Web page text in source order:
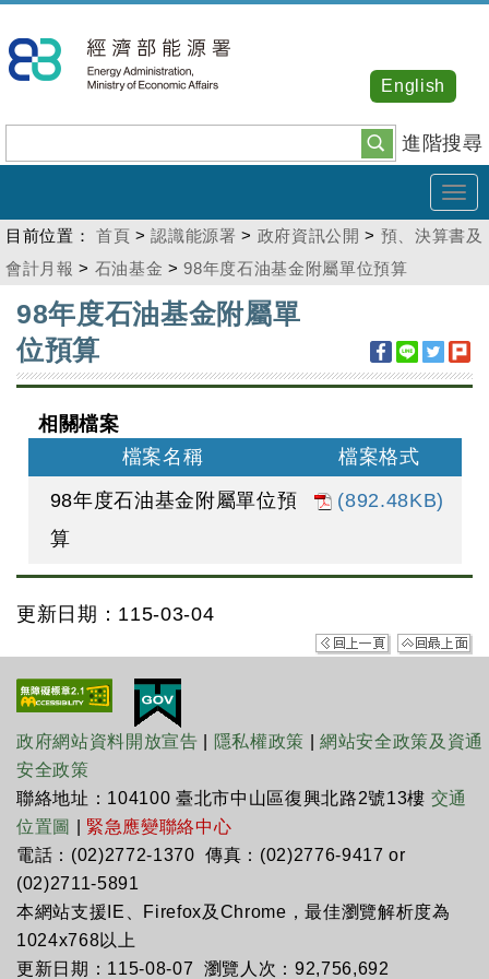
到
主
內
容
進階搜尋
English
目前位置： 首頁 >認識能源署 > 政府資訊公開 > 預、決算書及
會計月報 > 石油基金 >98年度石油基金附屬單位預算
98年度石油基金附屬單
位預算
相關檔案
檔案名稱
檔案格式
98年度石油基金附屬單位預
算
(892.48KB)
更新日期：115-03-04
政府網站資料開放宣告 隱私權政策 |網站安全政策及資通
安全政策
聯絡地址：104100 臺北市中山區復興北路2號13樓 交通
位置圖
緊急應變聯絡中心
電話：(02)2772-1370 傳真：(02)2776-9417 or
(02)2711-5891
本網站支援IE、Firefox及Chrome，最佳瀏覽解析度為
1024x768以上
更新日期：115-08-07 瀏覽人次：92,756,692